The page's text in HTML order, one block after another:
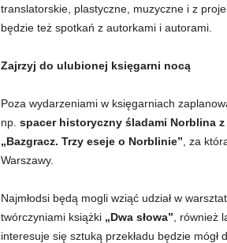
translatorskie, plastyczne, muzyczne i z
będzie też spotkań z autorkami i autorami.
Zajrzyj do ulubionej księgarni nocą
Poza wydarzeniami w księgarniach
np. spacer historyczny śladami Norblina z
„Bazgracz. Trzy eseje o Norblinie” , za
Warszawy.
Najmłodsi będą mogli wziąć udział w
twórczyniami książki„Dwa słowa” , również
interesuje się sztuką przekładu będzie